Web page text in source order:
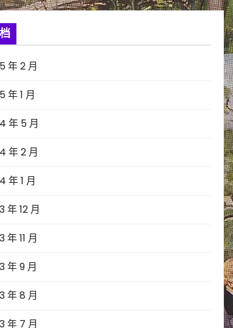
年 2 月
年 1 月
年 5 月
年 2 月
年 1 月
年 12 月
年 11 月
年 9 月
年 8 月
年 7 月